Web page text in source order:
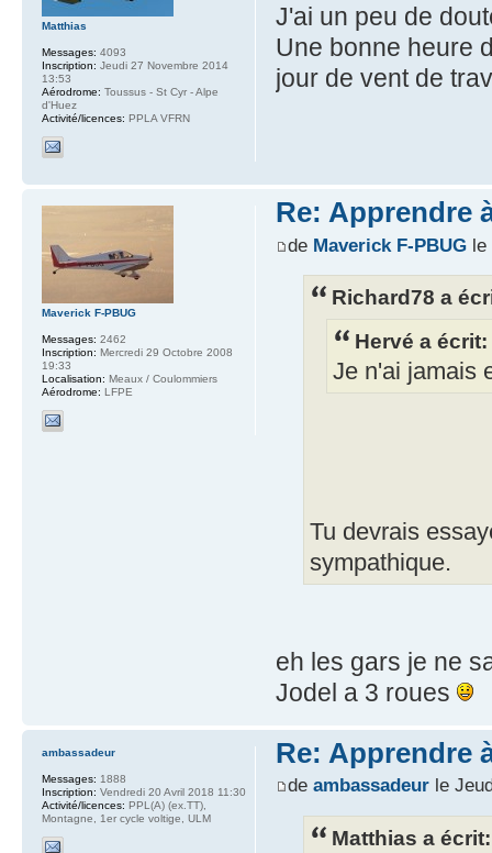
J'ai un peu de
Une bonne heure
jour de vent de
Matthias
Messages: 4093
Inscription: Jeudi 27 Novembre 2014
13:53
Aérodrome: Toussus - St Cyr - Alpe
d'Huez
Activité/licences: PPLA VFRN
Re: Apprendre
de Maverick F-PBUGle
Richard78 a
Hervé a écrit:
Je n'ai jamais
Tu devrais
sympathique.
eh les gars je ne
Jodel a 3 roues
Maverick F-PBUG
Messages: 2462
Inscription: Mercredi 29 Octobre 2008
19:33
Localisation: Meaux / Coulommiers
Aérodrome: LFPE
Re: Apprendre
de ambassadeurle
Matthias a écrit:
ambassadeur
Messages: 1888
Inscription: Vendredi 20 Avril 2018 11:30
Activité/licences: PPL(A) (ex.TT),
Montagne, 1er cycle voltige, ULM